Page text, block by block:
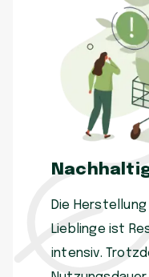
Die
Lieblinge ist
intensiv.